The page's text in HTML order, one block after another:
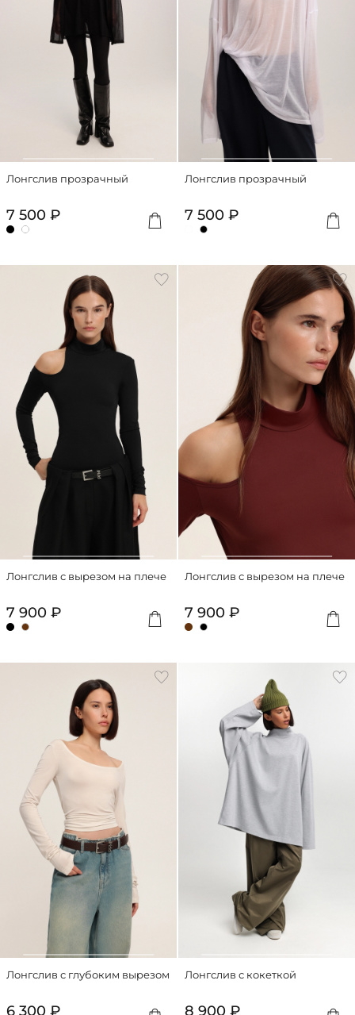
Лонгслив прозрачный
7 500 ₽
Лонгслив прозрачный
7 500 ₽
Лонгслив с вырезом на плече
7 900 ₽
Лонгслив с вырезом на плече
7 900 ₽
Лонгслив с глубоким вырезом
6 300 ₽
Лонгслив с кокеткой
8 900 ₽